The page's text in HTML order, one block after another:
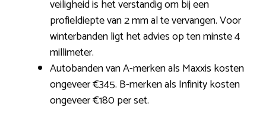
veiligheid is het verstandig om bij een
profieldiepte van 2 mm al te vervangen. Voor
winterbanden ligt het advies op ten minste 4
millimeter.
Autobanden van A-merken als Maxxis kosten
ongeveer €345. B-merken als Infinity kosten
ongeveer €180 per set.